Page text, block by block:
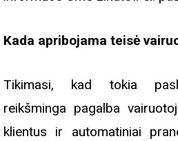
Kada apribojama teisė
Tikimasi, kad tokia
reikšminga pagalba
klientus ir automatiniai